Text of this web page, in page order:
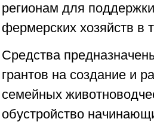
регионам для поддержки
фермерских хозяйств в
Средства
грантов на создание и
семейных
обустройство